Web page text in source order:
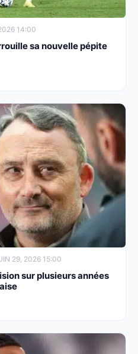
14:00
sa nouvelle pépite
29, 2026 15:00
sur plusieurs années